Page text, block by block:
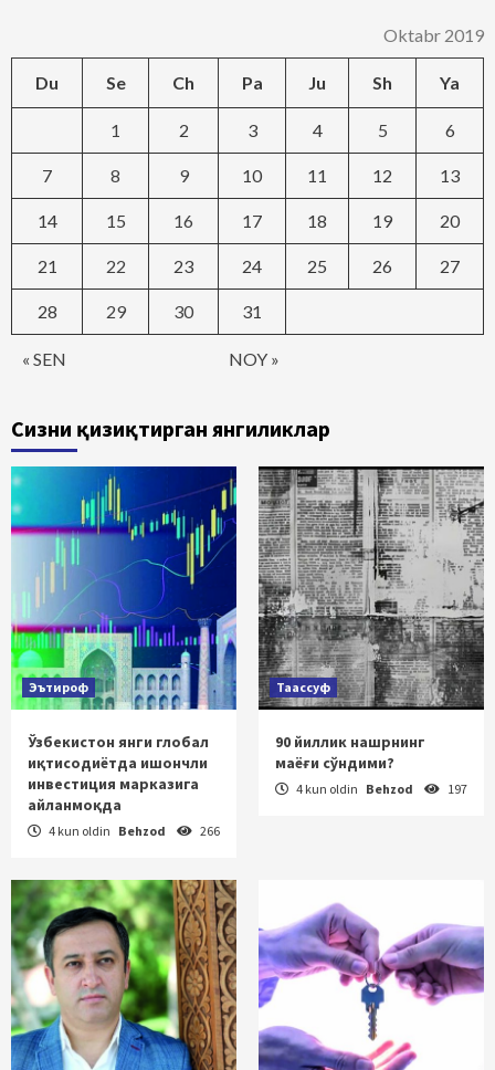
Oktabr 2019
Du Se Ch Pa Ju Sh Ya
« SEN NOY »
1 2 3 4 5 6
7 8 9 10 11 12 13
14 15 16 17 18 19 20
21 22 23 24 25 26 27
28 29 30 31
Сизни қизиқтирган янгиликлар
Эътироф
Ўзбекистон янги глобал
иқтисодиётда ишончли
инвестиция марказига
айланмоқда
4 kun oldin Behzod 266
Таассуф
90 йиллик нашрнинг
маёғи сўндими?
4 kun oldin Behzod 197